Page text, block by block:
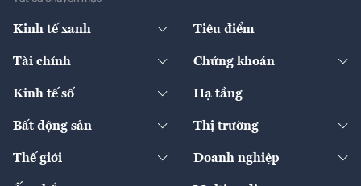
Kinh tế xanh
Diễn đàn
Tiêu điểm
Tài chính
Ngân hàng
Bảo hiểm
Chứng khoán
Doanh nghiệp niêm yết
Kinh tế số
Sản phẩm - Thị trường
Hạ tầng
Bất động sản
Chính sách
Thị trường
Thế giới
Kinh tế
Doanh nghiệp